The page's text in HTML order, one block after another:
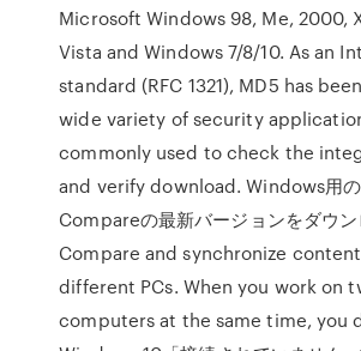
Microsoft Windows 98, Me, 2000,
Vista and Windows 7/8/10. As an
standard (RFC 1321), MD5 has
wide variety of security
commonly used to check the
and verify download. Windows用
Compareの最新バージョンをダウン
Compare and synchronize
different PCs. When you work on
computers at the same time, you